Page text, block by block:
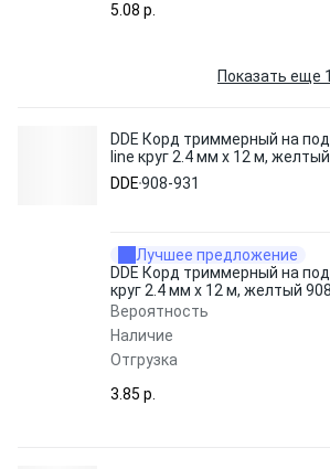
5.08 p.
Показать еще
DDE Корд триммерный на
line круг 2.4 мм х 12 м,
DDE908-931
Лучшее предложение
DDE Корд триммерный на
круг 2.4 мм х 12 м, желтый
Вероятность
Наличие
Отгрузка
3.85 p.